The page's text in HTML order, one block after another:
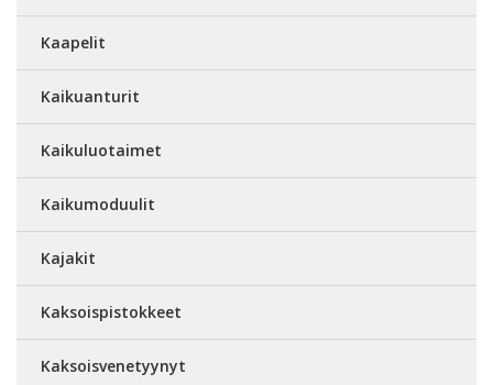
Kaapelit
Kaikuanturit
Kaikuluotaimet
Kaikumoduulit
Kajakit
Kaksoispistokkeet
Kaksoisvenetyynyt